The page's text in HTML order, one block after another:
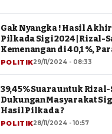
Gak Nyangka ! Hasil
Pilkada Sigi 2024 | Rizal-
Kemenangan di 40,1 %,
POLITIK29/11/2024 - 08:33
39,45% Suara untuk
Dukungan Masyarakat
Hasil Pilkada ?
POLITIK28/11/2024 - 10:57